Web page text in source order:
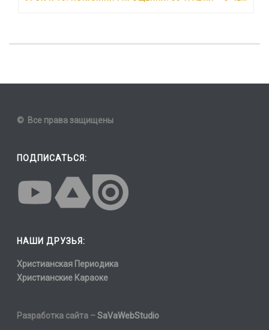
© Все права защищены
ПОДПИСАТЬСЯ:
НАШИ ДРУЗЬЯ:
Христианская Периодика
Христианские Караоке
Разработка сайта –SaVaWebStudio